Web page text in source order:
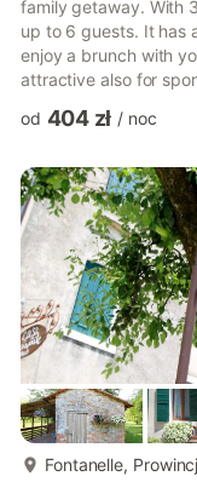
family getaway. With
up to 6 guests. It has
enjoy a brunch with
attractive also for
Asolo is only a short
keep you comfortable
also installed in the
od 404 zł / noc
Fontanelle,